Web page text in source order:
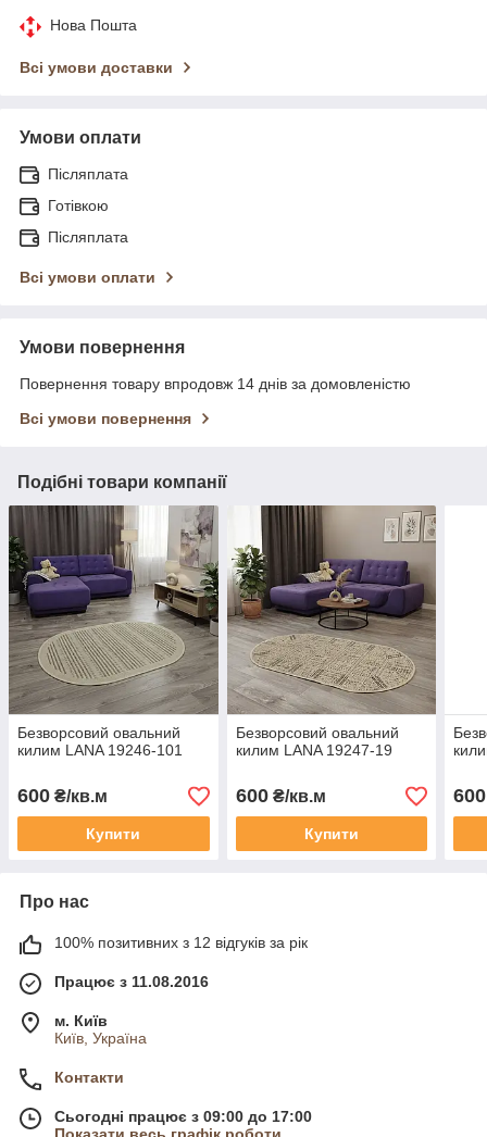
Нова Пошта
Всі умови доставки
Умови оплати
Післяплата
Готівкою
Післяплата
Всі умови оплати
Умови повернення
Повернення товару впродовж 14 днів за домовленістю
Всі умови повернення
Подібні товари компанії
Безворсовий овальний
килим LANA 19246-101
600 ₴/кв.м
Купити
Безворсовий овальний
килим LANA 19247-19
600₴/кв.м
Купити
600
Про нас
100% позитивних з 12 відгуків за рік
Працює з 11.08.2016
м. Київ
Київ, Україна
Контакти
Сьогодні працює з 09:00 до 17:00